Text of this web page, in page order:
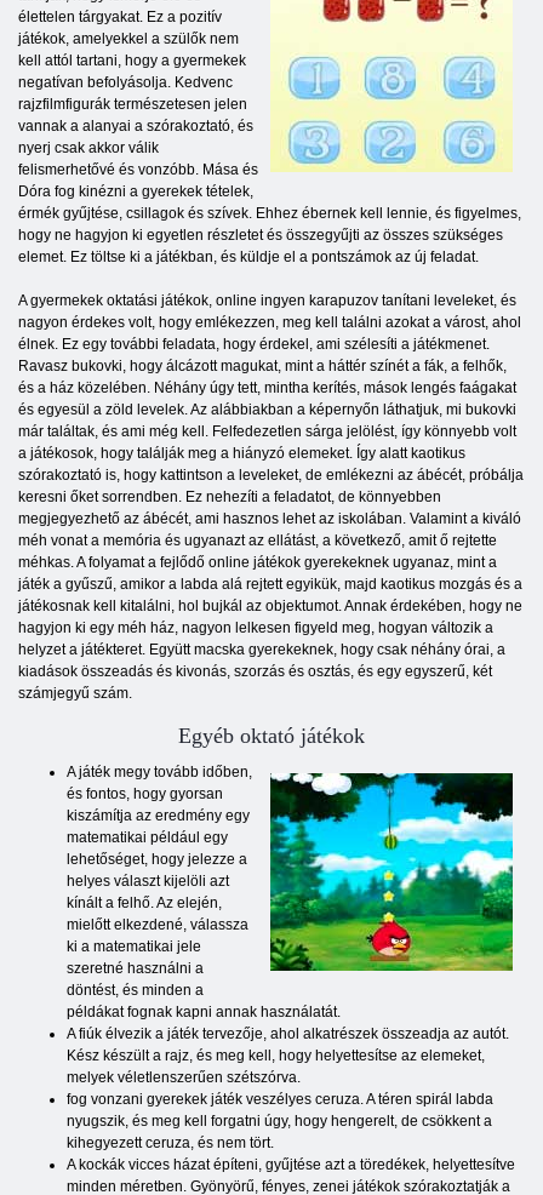
élettelen tárgyakat. Ez a pozitív
játékok, amelyekkel a szülők nem
kell attól tartani, hogy a gyermekek
negatívan befolyásolja. Kedvenc
rajzfilmfigurák természetesen jelen
vannak a alanyai a szórakoztató, és
nyerj csak akkor válik
felismerhetővé és vonzóbb. Mása és
Dóra fog kinézni a gyerekek tételek,
érmék gyűjtése, csillagok és szívek. Ehhez ébernek kell lennie, és figyelmes,
hogy ne hagyjon ki egyetlen részletet és összegyűjti az összes szükséges
elemet. Ez töltse ki a játékban, és küldje el a pontszámok az új feladat.
A gyermekek oktatási játékok, online ingyen karapuzov tanítani leveleket, és
nagyon érdekes volt, hogy emlékezzen, meg kell találni azokat a várost, ahol
élnek. Ez egy további feladata, hogy érdekel, ami szélesíti a játékmenet.
Ravasz bukovki, hogy álcázott magukat, mint a háttér színét a fák, a felhők,
és a ház közelében. Néhány úgy tett, mintha kerítés, mások lengés faágakat
és egyesül a zöld levelek. Az alábbiakban a képernyőn láthatjuk, mi bukovki
már találtak, és ami még kell. Felfedezetlen sárga jelölést, így könnyebb volt
a játékosok, hogy találják meg a hiányzó elemeket. Így alatt kaotikus
szórakoztató is, hogy kattintson a leveleket, de emlékezni az ábécét, próbálja
keresni őket sorrendben. Ez nehezíti a feladatot, de könnyebben
megjegyezhető az ábécét, ami hasznos lehet az iskolában. Valamint a kiváló
méh vonat a memória és ugyanazt az ellátást, a következő, amit ő rejtette
méhkas. A folyamat a fejlődő online játékok gyerekeknek ugyanaz, mint a
játék a gyűszű, amikor a labda alá rejtett egyikük, majd kaotikus mozgás és a
játékosnak kell kitalálni, hol bujkál az objektumot. Annak érdekében, hogy ne
hagyjon ki egy méh ház, nagyon lelkesen figyeld meg, hogyan változik a
helyzet a játékteret. Együtt macska gyerekeknek, hogy csak néhány órai, a
kiadások összeadás és kivonás, szorzás és osztás, és egy egyszerű, két
számjegyű szám.
Egyéb oktató játékok
A játék megy tovább időben,
és fontos, hogy gyorsan
kiszámítja az eredmény egy
matematikai például egy
lehetőséget, hogy jelezze a
helyes választ kijelöli azt
kínált a felhő. Az elején,
mielőtt elkezdené, válassza
ki a matematikai jele
szeretné használni a
döntést, és minden a
példákat fognak kapni annak használatát.
A fiúk élvezik a játék tervezője, ahol alkatrészek összeadja az autót.
Kész készült a rajz, és meg kell, hogy helyettesítse az elemeket,
melyek véletlenszerűen szétszórva.
fog vonzani gyerekek játék veszélyes ceruza. A téren spirál labda
nyugszik, és meg kell forgatni úgy, hogy hengerelt, de csökkent a
kihegyezett ceruza, és nem tört.
A kockák vicces házat építeni, gyűjtése azt a töredékek, helyettesítve
minden méretben. Gyönyörű, fényes, zenei játékok szórakoztatják a